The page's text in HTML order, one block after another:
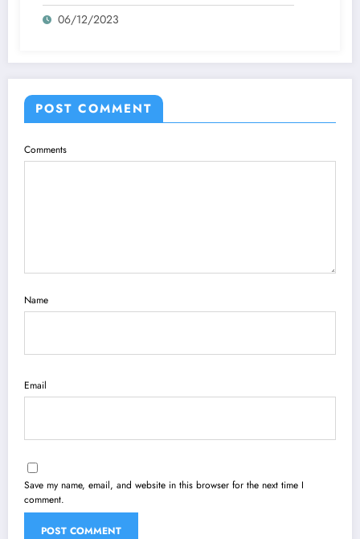
06/12/2023
POST COMMENT
Comments
Name
Email
Save my name, email, and website in this browser for the next time I
comment.